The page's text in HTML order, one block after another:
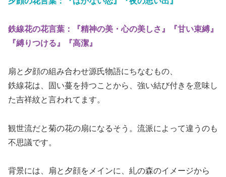
鉄線花の花言葉：『精神の美・心の美しさ』『甘い束縛』
『縛りつける』『高潔』
扇と夕顔の組み合わせ源氏物語にちなむもの、
鉄線花は、固い蔓を持つことから、強い結び付きを意味し
た吉祥紋と言われてます。
観世流だと菊の花の扇になるそう。流派によって違うのも
不思議です。
背景には、扇と夕顔をメインに、糺の森のイメージから